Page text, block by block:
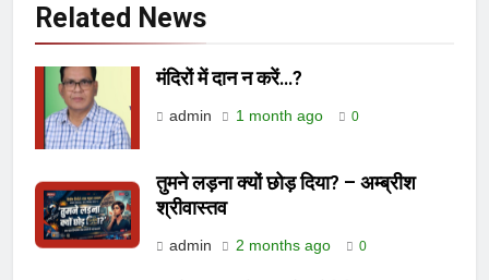
Related News
मंदिरों में दान न करें…?
admin 1 month ago 0
तुमने लड़ना क्यों छोड़ दिया? – अम्ब्रीश
श्रीवास्तव
admin 2 months ago 0